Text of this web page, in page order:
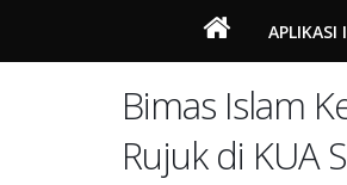
APLIKASI
Bimas Islam
Rujuk di KUA